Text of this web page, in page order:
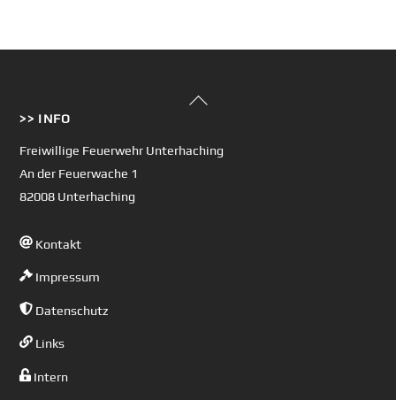
Back
>> INFO
Freiwillige Feuerwehr Unterhaching
An der Feuerwache 1
82008 Unterhaching
Kontakt
Impressum
Datenschutz
Links
Intern